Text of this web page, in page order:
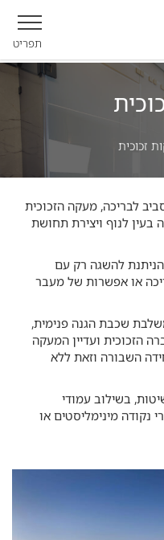
תפריט
זכוכית
לבריכה, מעקה הזכוכית
לנוף ויצירת תחושת
להשגה רק עם
או אפשרות של מעבר
שכבת הגנה פנימית,
הזכוכית ועדיין המעקה
השבורה וזאת ללא
בשילוב עמודי
נקודה מינימליסטים או